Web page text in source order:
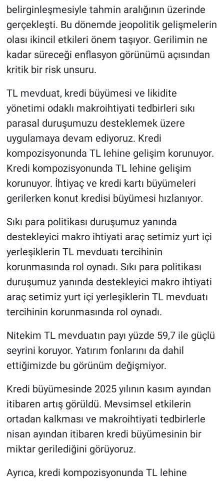
belirginleşmesiyle tahmin aralığının üzerinde
gerçekleşti. Bu dönemde jeopolitik gelişmelerin
olası ikincil etkileri önem taşıyor. Gerilimin ne
kadar süreceği enflasyon görünümü açısından
kritik bir risk unsuru.
TL mevduat, kredi büyümesi ve likidite
yönetimi odaklı makroihtiyati tedbirleri sıkı
parasal duruşumuzu desteklemek üzere
uygulamaya devam ediyoruz. Kredi
kompozisyonunda TL lehine gelişim korunuyor.
Kredi kompozisyonunda TL lehine gelişim
korunuyor. İhtiyaç ve kredi kartı büyümeleri
gerilerken konut kredisi büyümesi hızlanıyor.
Sıkı para politikası duruşumuz yanında
destekleyici makro ihtiyati araç setimiz yurt içi
yerleşiklerin TL mevduatı tercihinin
korunmasında rol oynadı. Sıkı para politikası
duruşumuz yanında destekleyici makro ihtiyati
araç setimiz yurt içi yerleşiklerin TL mevduatı
tercihinin korunmasında rol oynadı.
Nitekim TL mevduatın payı yüzde 59,7 ile güçlü
seyrini koruyor. Yatırım fonlarını da dahil
ettiğimizde bu görünüm değişmiyor.
Kredi büyümesinde 2025 yılının kasım ayından
itibaren artış görüldü. Mevsimsel etkilerin
ortadan kalkması ve makroihtiyati tedbirlerle
nisan ayından itibaren kredi büyümesinin bir
miktar gerilediğini görüyoruz.
Ayrıca, kredi kompozisyonunda TL lehine